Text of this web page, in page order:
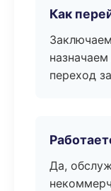
Как
переход
Да,